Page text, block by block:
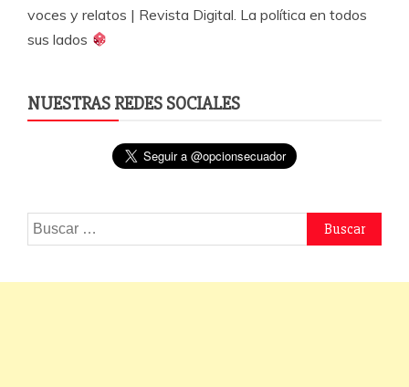
voces y relatos | Revista Digital. La política en todos
sus lados
NUESTRAS REDES SOCIALES
Buscar: